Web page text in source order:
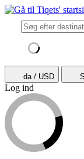
da / USD
Log ind